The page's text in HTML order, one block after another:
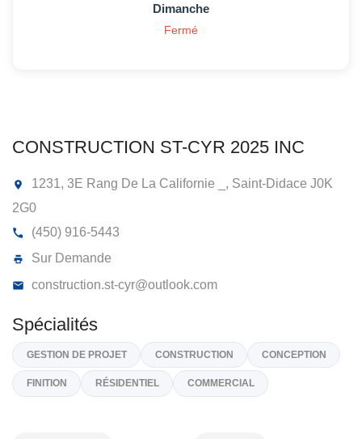
CONSTRUCTION ST-CYR 2025 INC
2G0
(450) 916-5443
Sur Demande
Dimanche
Fermé